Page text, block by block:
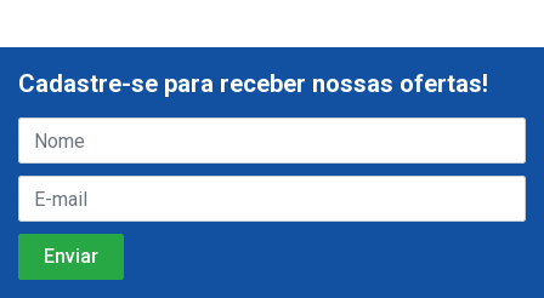
Cadastre-se para receber nossas ofertas!